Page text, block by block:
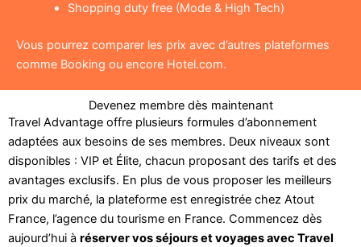
Shopping duty free (Mode & High Tech)
Vous pourrez comparer les prix avec d’autres plateformes
comme Booking ou encore Hotel.com.
Devenez membre dès maintenant
Travel Advantage offre plusieurs formules d’abonnement
adaptées aux besoins de ses membres. Deux niveaux sont
disponibles : VIP et Élite, chacun proposant des tarifs et des
avantages exclusifs. En plus de vous proposer les meilleurs
prix du marché, la plateforme est enregistrée chez Atout
France, l’agence du tourisme en France. Commencez dès
aujourd’hui à réserver vos séjours et voyages avec Travel